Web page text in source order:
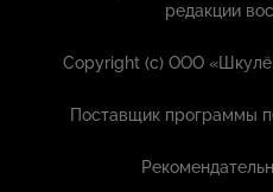
редакции
Copyright (с) ООО
Поставщик программы